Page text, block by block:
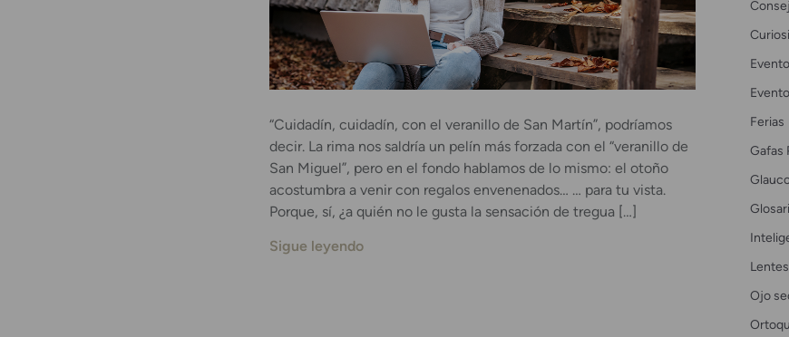
“Cuidadín, cuidadín, con el veranillo de San Martín”, podríamos
decir. La rima nos saldría un pelín más forzada con el “veranillo de
San Miguel”, pero en el fondo hablamos de lo mismo: el otoño
acostumbra a venir con regalos envenenados… … para tu vista.
Porque, sí, ¿a quién no le gusta la sensación de tregua […]
Sigue leyendo
Ferias
Gafas
Ojo